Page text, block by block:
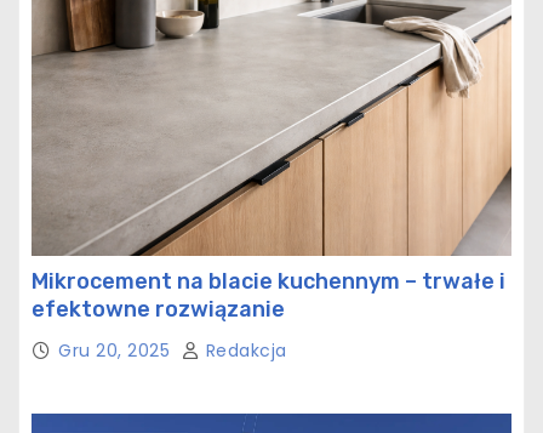
Mikrocement na blacie kuchennym – trwałe i
efektowne rozwiązanie
Gru 20, 2025 Redakcja